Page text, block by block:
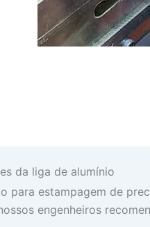
da liga de alumínio
estampagem de
engenheiros